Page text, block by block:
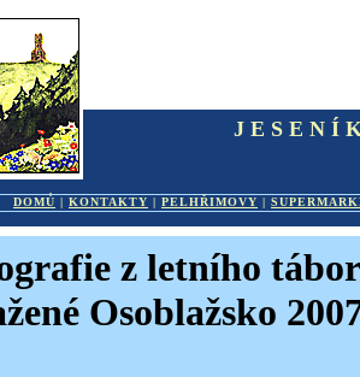
DOMŮ | KONTAKTY | PELHŘIMOVY |
z letního
Osoblažsko